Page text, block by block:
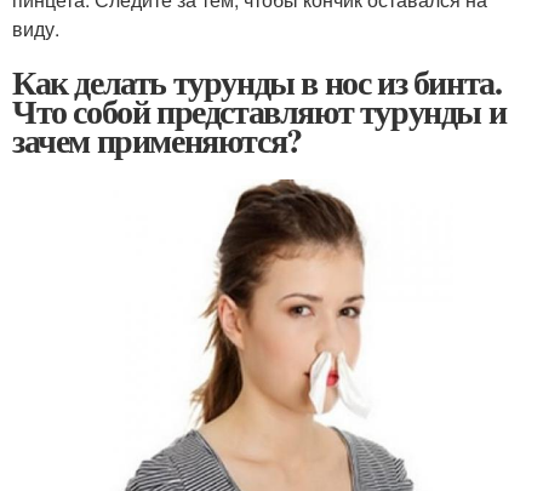
виду.
Как делать турунды в нос из бинта.
Что собой представляют турунды и
зачем применяются?